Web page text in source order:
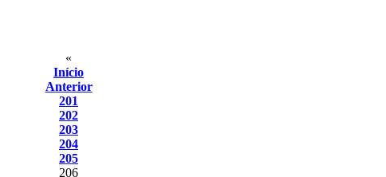
«
Início
Anterior
201
202
203
204
205
206